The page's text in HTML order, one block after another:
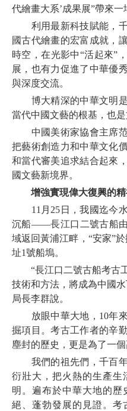
代繪畫大系’成果展”帶來一
利用最新科技賦能，千
國古代繪畫的宏富成就，
時空，在光影中“活起來”
展，也有力促進了中華優
與深度交流。
博大精深的中華文明是
當代中國文藝的根基，也是
中國美術家協會主席范
把藝術創造力和中華文化
和當代審美追求結合起來
國文藝新境界。
增強實現偉大復興的精
11月25日，我國迄今水
沉船——長江口二號古船由
域返回黃浦江畔，“安家”
址1號船塢。
“長江口二號古船考古工
技術和方法，將成為中國
局長李群說。
放眼中華大地，10年來
掘項目。考古工作者的辛
塵封的歷史，更是為了一
我們的祖先們，千百年
衍壯大，把火熱的生產生
明。遍布於中華大地的
絕、蓬勃發展的見證。